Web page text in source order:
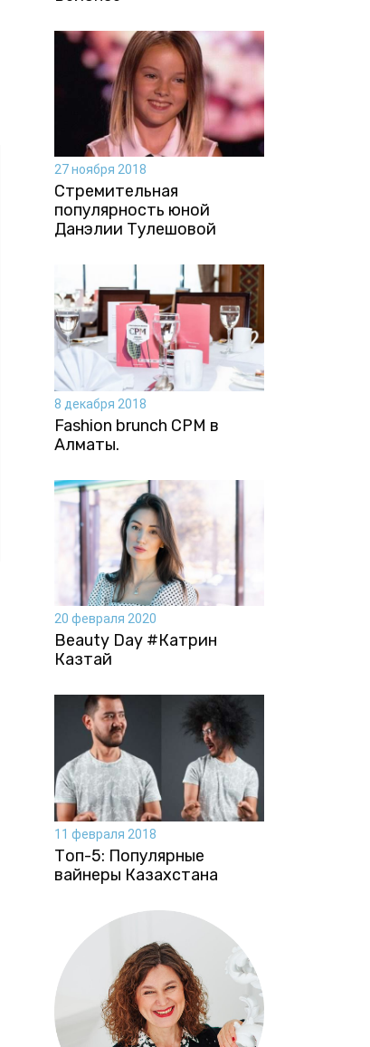
27 ноября 2018
Стремительная
популярность юной
Данэлии Тулешовой
8 декабря 2018
Fashion brunch CPM в
Алматы.
20 февраля 2020
Beauty Day #Катрин
Казтай
11 февраля 2018
Топ-5: Популярные
вайнеры Казахстана